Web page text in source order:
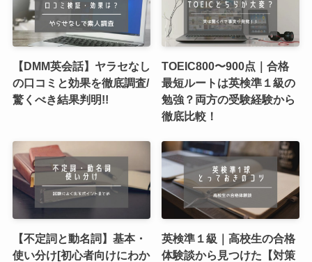
【DMM英会話】ヤラセなし
の口コミと効果を徹底調査/
驚くべき結果判明!!
TOEIC800〜900点｜合格
最短ルートは英検準１級の
勉強？両方の受験経験から
徹底比較！
【不定詞と動名詞】基本・
使い分け[初心者向けにわか
英検準１級｜高校生の合格
体験談から見つけた【対策